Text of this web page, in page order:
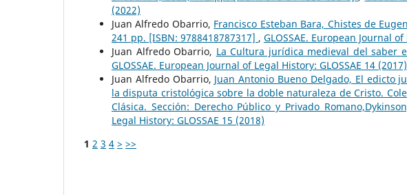
(2022)
Juan Alfredo Obarrio, Francisco Esteban Bara, Chistes de
241 pp. [ISBN: 9788418787317] , GLOSSAE. European Journal
Juan Alfredo Obarrio, La Cultura jurídica medieval del saber
GLOSSAE. European Journal of Legal History: GLOSSAE 14 (2017)
Juan Alfredo Obarrio, Juan Antonio Bueno Delgado, El edicto
la disputa cristológica sobre la doble naturaleza de Cristo.
Clásica. Sección: Derecho Público y Privado
Legal History: GLOSSAE 15 (2018)
1 2 3 4 > >>